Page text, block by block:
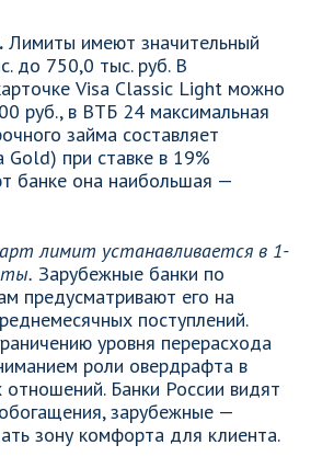
Лимиты имеют значительный
до 750,0 тыс. руб. В
Visa Classic Light можно
руб., в ВТБ 24 максимальная
займа составляет
Gold) при ставке в 19%
банке она наибольшая —
лимит устанавливается в 1-
Зарубежные банки по
предусматривают его на
поступлений.
уровня перерасхода
роли овердрафта в
Банки России видят
зарубежные —
зону комфорта для клиента.